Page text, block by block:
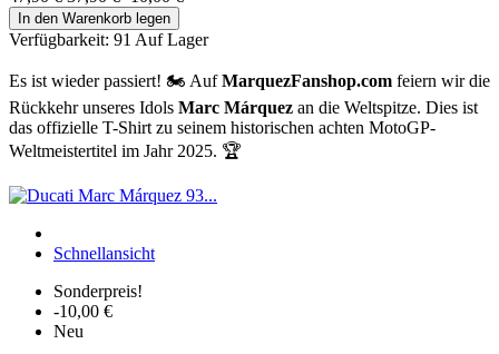
In den Warenkorb legen
Verfügbarkeit: 91 Auf Lager
Es ist wieder passiert! 🏍️ AufMarquezFanshop.com feiern wir die
Rückkehr unseres Idols Marc Márquez an die Weltspitze. Dies ist
das offizielle T-Shirt zu seinem historischen achten MotoGP-
Weltmeistertitel im Jahr 2025. 🏆
Schnellansicht
Sonderpreis!
-10,00 €
Neu